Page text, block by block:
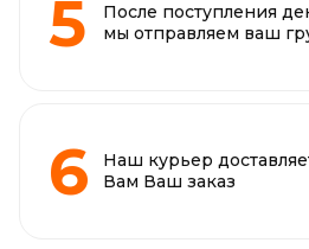
После поступления
мы отправляем ваш
Наш курьер
Вам Ваш заказ